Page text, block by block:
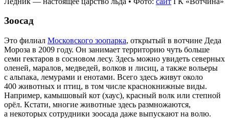
Зоосад
Это филиал Московского зоопарка, открытый в вотчине Деда
Мороза в 2009 году. Он занимает территорию чуть больше
семи гектаров в сосновом лесу. Здесь можно увидеть северных
оленей, маралов, медведей, волков и лисиц, а также вольеры
с альпака, лемурами и енотами. Всего здесь живут около
400 животных и птиц, в том числе краснокнижные виды.
Например, камышовый кот (хаус), красный волк или степной
орёл. Кстати, многие животные здесь размножаются,
а некоторых сотрудники зоосада даже выпускают на волю.